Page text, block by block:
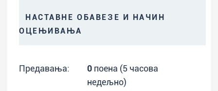
НАСТАВНЕ ОБАВЕЗЕ И НАЧИН
ОЦЕЊИВАЊА
Предавања: 0 поена (5 часова
недељно)